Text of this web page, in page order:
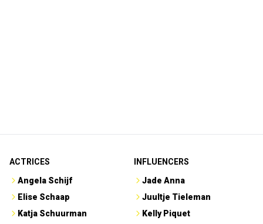
ACTRICES
Angela Schijf
Elise Schaap
Katja Schuurman
INFLUENCERS
Jade Anna
Juultje Tieleman
Kelly Piquet